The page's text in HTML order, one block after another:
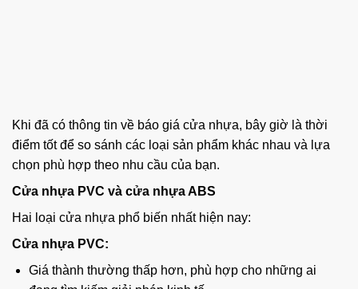
Khi đã có thông tin về báo giá cửa nhựa, bây giờ là thời
điểm tốt để so sánh các loại sản phẩm khác nhau và lựa
chọn phù hợp theo nhu cầu của bạn.
Cửa nhựa PVC và cửa nhựa ABS
Hai loại cửa nhựa phổ biến nhất hiện nay:
Cửa nhựa PVC:
Giá thành thường thấp hơn, phù hợp cho những ai